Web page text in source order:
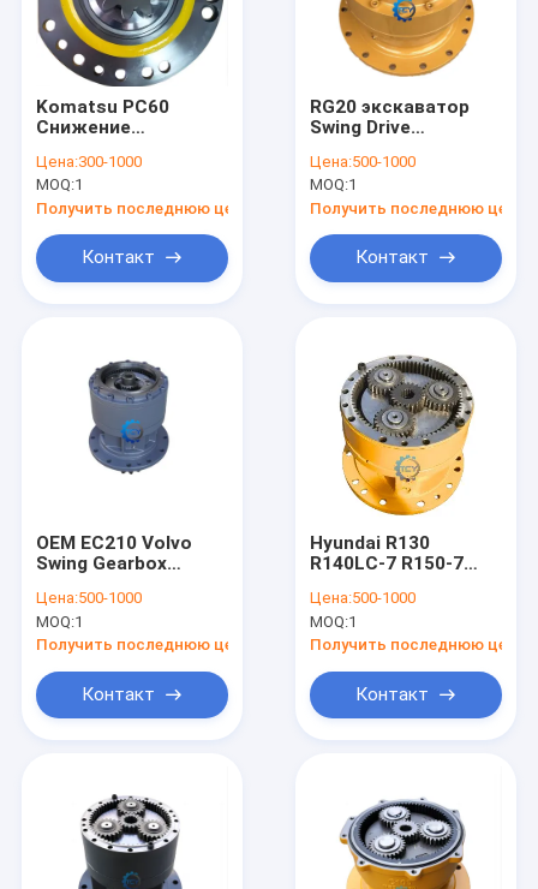
Продукты
Видеозаписи
Komatsu PC60
Снижение
передач
Устройство
экскаватора
2012600040 201-26-
00060
Цена:300-1000
MOQ:1
Получить последнюю цену
Контакт
RG20 экскаватор
Swing Drive
M5X180CHB
60042755 Sy365
Sy365pro Sy365H
Sy305
Цена:500-1000
MOQ:1
Получить последнюю цену
Контакт
OEM EC210 Volvo
Swing Gearbox
14541069
VOE14541069
(включая редуктор
передач)
Цена:500-1000
MOQ:1
Получить последнюю цену
Контакт
Hyundai R130
R140LC-7 R150-7
коробки 31e6-12020
31e6-12030
Цена:500-1000
MOQ:1
Получить последнюю цену
Контакт